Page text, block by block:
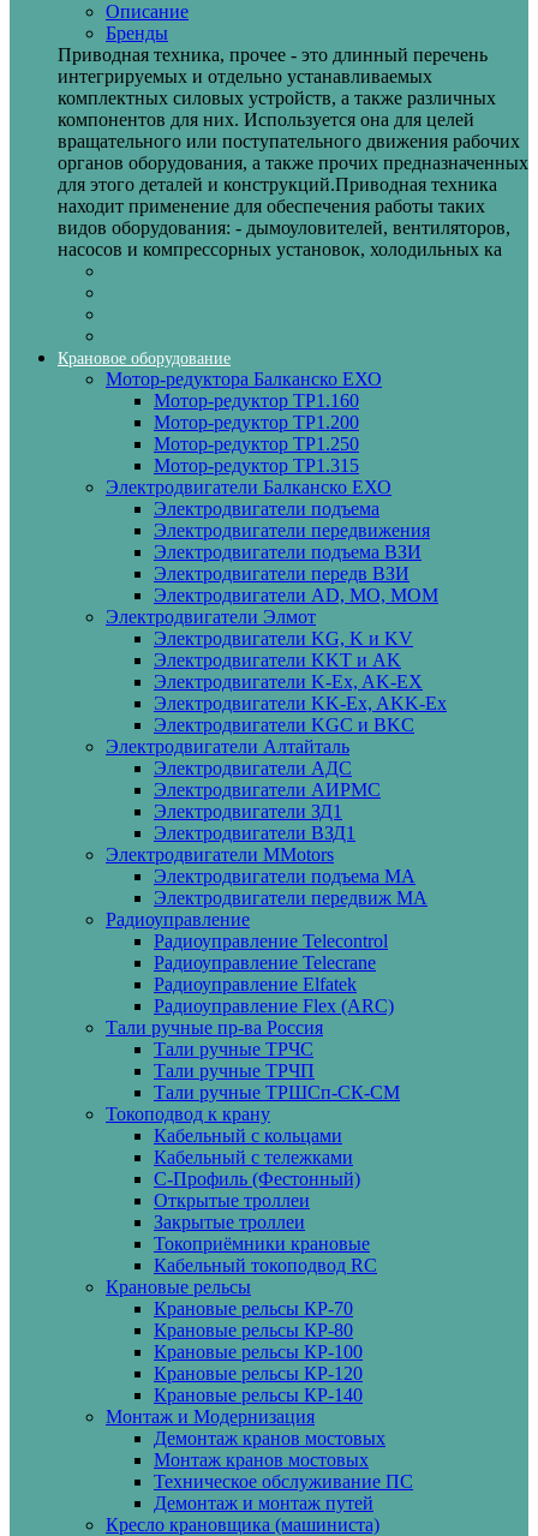
Описание
Бренды
Приводная техника, прочее - это длинный перечень
интегрируемых и отдельно устанавливаемых
комплектных силовых устройств, а также различных
компонентов для них. Используется она для целей
вращательного или поступательного движения рабочих
органов оборудования, а также прочих предназначенных
для этого деталей и конструкций.Приводная техника
находит применение для обеспечения работы таких
видов оборудования: - дымоуловителей, вентиляторов,
насосов и компрессорных установок, холодильных ка
Крановое оборудование
Мотор-редуктора Балканско ЕХО
Мотор-редуктор ТР1.160
Мотор-редуктор ТР1.200
Мотор-редуктор ТР1.250
Мотор-редуктор ТР1.315
Электродвигатели Балканско ЕХО
Электродвигатели подъема
Электродвигатели передвижения
Электродвигатели подъема ВЗИ
Электродвигатели передв ВЗИ
Электродвигатели AD, MO, MOM
Электродвигатели Элмот
Электродвигатели KG, K и KV
Электродвигатели KKT и AK
Электродвигатели K-Ex, AK-EX
Электродвигатели KK-Ex, AKK-Ex
Электродвигатели KGC и BKC
Электродвигатели Алтайталь
Электродвигатели АДС
Электродвигатели АИРМС
Электродвигатели ЗД1
Электродвигатели ВЗД1
Электродвигатели MMotors
Электродвигатели подъема МА
Электродвигатели передвиж МА
Радиоуправление
Радиоуправление Telecontrol
Радиоуправление Telecrane
Радиоуправление Elfatek
Радиоуправление Flex (ARC)
Тали ручные пр-ва Россия
Тали ручные ТРЧС
Тали ручные ТРЧП
Тали ручные ТРШСп-СК-СМ
Токоподвод к крану
Кабельный с кольцами
Кабельный с тележками
С-Профиль (Фестонный)
Открытые троллеи
Закрытые троллеи
Токоприёмники крановые
Кабельный токоподвод RC
Крановые рельсы
Крановые рельсы КР-70
Крановые рельсы КР-80
Крановые рельсы КР-100
Крановые рельсы КР-120
Крановые рельсы КР-140
Монтаж и Модернизация
Демонтаж кранов мостовых
Монтаж кранов мостовых
Техническое обслуживание ПС
Демонтаж и монтаж путей
Кресло крановщика (машиниста)